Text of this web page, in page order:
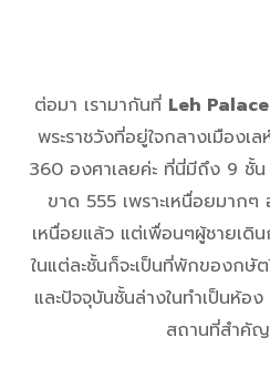
ต่อมา เรามากันที่ Leh Palace
พระราชวังที่อยู่ใจกลางเมืองเ
360 องศาเลยค่ะ ที่นี่มีถึง 9 ชั้น
ขาด 555 เพราะเหนื่อยมากๆ
เหนื่อยแล้ว แต่เพื่อนๆผู้ชายเดิ
ในแต่ละชั้นก็จะเป็นที่พักของกษั
และปัจจุบันชั้นล่างในทำเป็นห้
สถานที่สำคั